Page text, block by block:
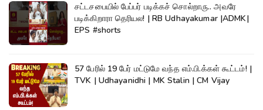
சட்டசபையில் பேப்பர் படிக்கச் சொல்றாரு.. அவரே
படிக்கிறாரா தெரியல! | RB Udhayakumar |ADMK|
EPS #shorts
57 பேரில் 19 பேர் மட்டுமே வந்த எம்.பி.க்கள் கூட்டம்! |
TVK | Udhayanidhi | MK Stalin | CM Vijay